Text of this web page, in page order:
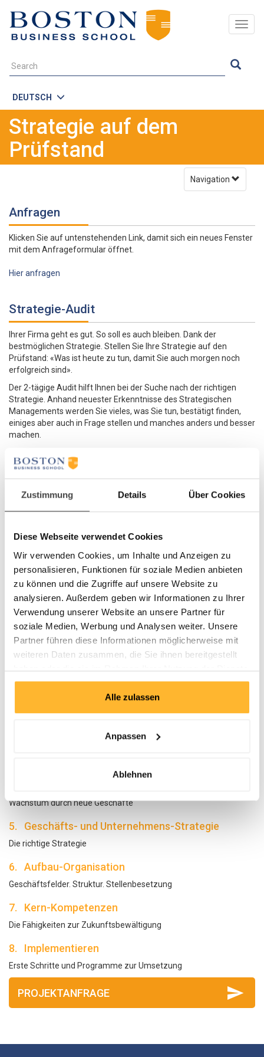
Zustimmung Details Über Cookies
Diese Webseite verwendet Cookies
Wir verwenden Cookies, um Inhalte und Anzeigen zu
personalisieren, Funktionen für soziale Medien anbieten
zu können und die Zugriffe auf unsere Website zu
analysieren. Außerdem geben wir Informationen zu Ihrer
Verwendung unserer Website an unsere Partner für
soziale Medien, Werbung und Analysen weiter. Unsere
Partner führen diese Informationen möglicherweise mit
weiteren Daten zusammen, die Sie ihnen bereitgestellt
haben oder die sie im Rahmen Ihrer Nutzung der Dienste
gesammelt haben.
Alle zulassen
Anpassen
Ablehnen
DEUTSCH
Strategie auf dem
Prüfstand
Navigation
Anfragen
Klicken Sie auf untenstehenden Link, damit sich ein neues Fenster
mit dem Anfrageformular öffnet.
Hier anfragen
Strategie-Audit
Ihrer Firma geht es gut. So soll es auch bleiben. Dank der
bestmöglichen Strategie. Stellen Sie Ihre Strategie auf den
Prüfstand: «Was ist heute zu tun, damit Sie auch morgen noch
erfolgreich sind».
Der 2-tägige Audit hilft Ihnen bei der Suche nach der richtigen
Strategie. Anhand neuester Erkenntnisse des Strategischen
Managements werden Sie vieles, was Sie tun, bestätigt finden,
einiges aber auch in Frage stellen und manches anders und besser
machen.
Die beste Strategie
Mit den best geeigneten Instrumenten aus der Strategie-Beratung
und einer auf Ihre Firma zugeschnittenen Auswahl soll die beste
entwickelt werden.
Gemeinsam mit Ihnen und Ihrem Management arbeiten wir an
den richtigen Strategien für die Zukunft. Sie profitieren von 30
Jahren Erfahrung in der Strategie-Beratung und Strategie-
Inhalte
Bewahren und Verändern. Die Zukunft sichern
2. Chancen und Gefahren
Wachstum durch neue Geschäfte
5. Geschäfts- und Unternehmens-Strategie
Die richtige Strategie
6. Aufbau-Organisation
Geschäftsfelder. Struktur. Stellenbesetzung
7. Kern-Kompetenzen
Die Fähigkeiten zur Zukunftsbewältigung
8. Implementieren
Erste Schritte und Programme zur Umsetzung
PROJEKTANFRAGE